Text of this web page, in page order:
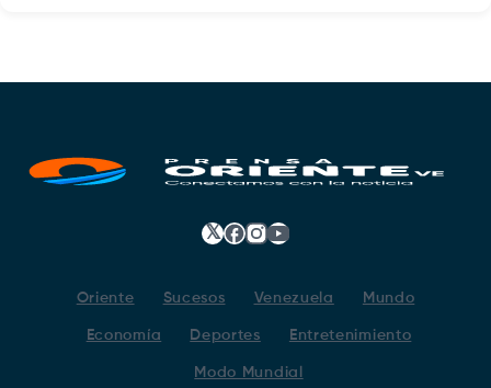
𝕏 Facebook
Instagram
YouTube
Oriente Sucesos Venezuela Mundo
Economía Deportes Entretenimiento
Modo Mundial